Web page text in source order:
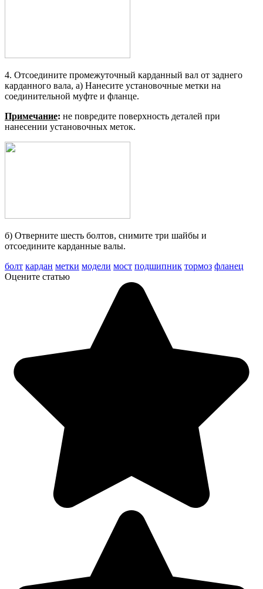
4. Отсоедините промежуточный кар­данный вал от заднего
карданного вала, а) Нанесите установочные метки на
соединительной муфте и фланце.
Примечание: не повредите поверх­ность деталей при
нанесении уста­новочных меток.
б) Отверните шесть болтов, снимите три шайбы и
отсоедините кардан­ные валы.
болт кардан метки модели мост подшипник тормоз фланец
Оцените статью